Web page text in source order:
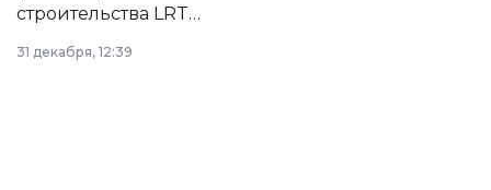
строительства LRT
в Астане из
республиканского
31 декабря, 12:39